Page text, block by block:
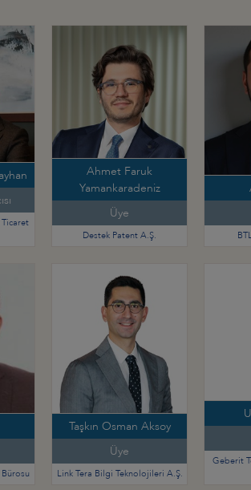
Ticaret
Ahmet Faruk
Yamankaradeniz
Üye
Destek Patent A.Ş.
Taşkın Osman Aksoy
Üye
Link Tera Bilgi Teknolojileri A.Ş.
Geberit